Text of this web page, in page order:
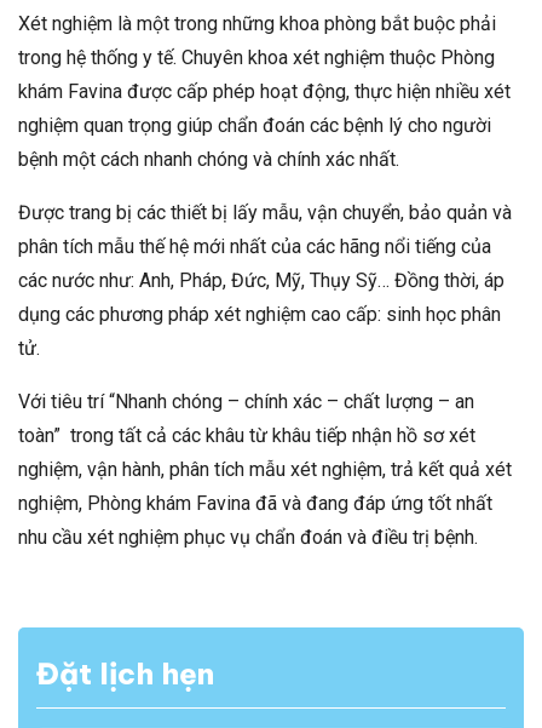
Xét nghiệm là một trong những khoa phòng bắt buộc phải
trong hệ thống y tế. Chuyên khoa xét nghiệm thuộc Phòng
khám Favina được cấp phép hoạt động, thực hiện nhiều xét
nghiệm quan trọng giúp chẩn đoán các bệnh lý cho người
bệnh một cách nhanh chóng và chính xác nhất.
Được trang bị các thiết bị lấy mẫu, vận chuyển, bảo quản và
phân tích mẫu thế hệ mới nhất của các hãng nổi tiếng của
các nước như: Anh, Pháp, Đức, Mỹ, Thụy Sỹ… Đồng thời, áp
dụng các phương pháp xét nghiệm cao cấp: sinh học phân
tử.
Với tiêu trí “Nhanh chóng – chính xác – chất lượng – an
toàn” trong tất cả các khâu từ khâu tiếp nhận hồ sơ xét
nghiệm, vận hành, phân tích mẫu xét nghiệm, trả kết quả xét
nghiệm, Phòng khám Favina đã và đang đáp ứng tốt nhất
nhu cầu xét nghiệm phục vụ chẩn đoán và điều trị bệnh.
Đặt lịch hẹn